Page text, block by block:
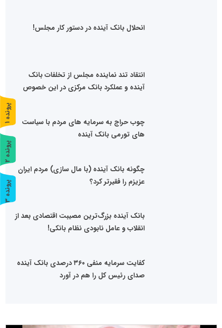
انحلال بانک آینده در دستور کار مجلس!
انتقاد تند نماینده مجلس از تخلفات بانک
آینده و عملکرد بانک مرکزی در این خصوص
چوب حراج به سرمایه های مردم با سیاست
های تورمی بانک آینده
چگونه بانک آینده (با مال سازی) مردم ایران
عزیزم را فقیرتر کرد؟
بانک آینده بزرگ‌ترین مصیبت‌ اقتصادی بعد از
انقلاب و عامل نابودی نظام بانکی!
کفایت سرمایه منفی ۳۶۰ درصدی بانک آینده
صدای رئیس کل را هم در آورد
پ
ر
و
ن
د
ه
1
پ
ر
و
ن
د
ه
2
پ
ر
و
ن
د
ه
3